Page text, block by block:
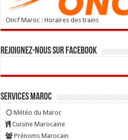
Oncf Maroc : Horaires des trains
Rejoignez-nous sur Facebook
Services Maroc
Météo du Maroc
Cuisine Marocaine
Prénoms Marocain